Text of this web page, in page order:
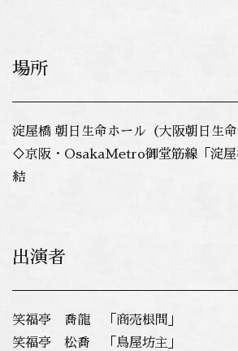
場所
淀屋橋 朝日生命ホール（大阪朝日生命
♢京阪・OsakaMetro御堂筋線「淀屋
結
出演者
笑福亭 喬龍 「商売根問」
笑福亭 松喬 「鳥屋坊主」